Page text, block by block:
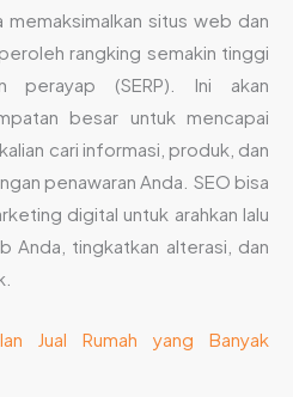
memaksimalkan situs web dan
rangking semakin tinggi
perayap (SERP). Ini akan
besar untuk mencapai
cari informasi, produk, dan
penawaran Anda. SEO bisa
digital untuk arahkan lalu
Anda, tingkatkan alterasi, dan
Jual Rumah yang Banyak